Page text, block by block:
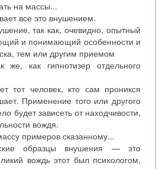
на массы...
все это внушением.
так как, очевидно, опытный
и понимающий особенности и
тем или другим приемом
же, как гипнотизер отдельного
тот человек, кто сам проникся
Применение того или другого
будет зависеть от находчивости,
вождя.
примеров сказанному...
образцы внушения — это
вождь этот был психологом,